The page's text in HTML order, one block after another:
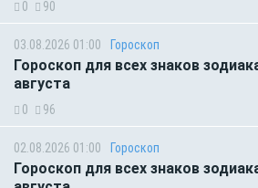
0 90
03.08.2026 01:00 Гороскоп
Гороскоп для всех знаков
августа
0 96
02.08.2026 01:00 Гороскоп
Гороскоп для всех знаков